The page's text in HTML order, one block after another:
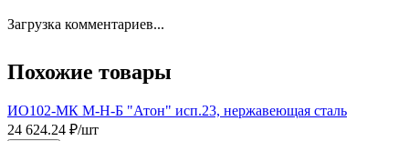
Загрузка комментариев...
Похожие товары
ИО102-МК М-Н-Б "Атон" исп.23, нержавеющая сталь
24 624.24 ₽/шт